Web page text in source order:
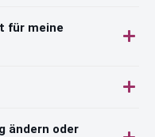
für meine
ändern oder